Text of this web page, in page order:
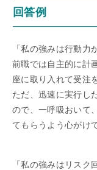
回答例
「私の強みは行動力
前職では自主的に計
座に取り入れて受注
ただ、迅速に実行し
ので、一呼吸おいて
てもらうよう心がけ
「私の強みはリスク